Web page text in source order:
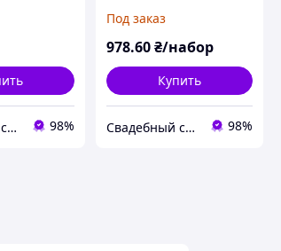
Свадебный салон "ПРИНЦЕССА" 98%
Под заказ
978.60₴/набор
Купить
Свадебный салон "ПРИНЦЕССА" 98%